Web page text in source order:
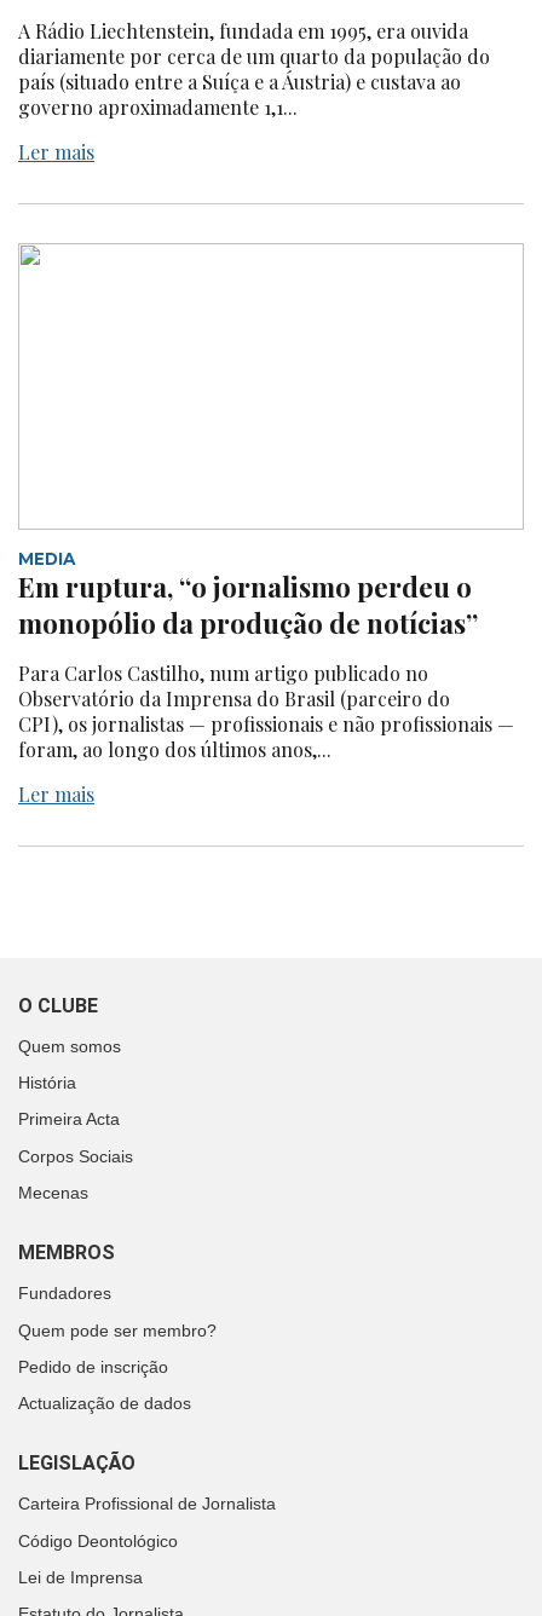
A Rádio Liechtenstein, fundada em 1995, era ouvida
diariamente por cerca de um quarto da população do
país (situado entre a Suíça e a Áustria) e custava ao
governo aproximadamente 1,1...
Ler mais
MEDIA
Em ruptura, “o jornalismo perdeu o
monopólio da produção de notícias”
Para Carlos Castilho, num artigo publicado no
Observatório da Imprensa do Brasil (parceiro do
CPI), os jornalistas — profissionais e não profissionais —
foram, ao longo dos últimos anos,...
Ler mais
O CLUBE
Quem somos
História
Primeira Acta
Corpos Sociais
Mecenas
MEMBROS
Fundadores
Quem pode ser membro?
Pedido de inscrição
Actualização de dados
LEGISLAÇÃO
Carteira Profissional de Jornalista
Código Deontológico
Lei de Imprensa